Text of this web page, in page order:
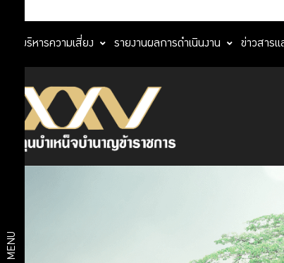
การบริหารความเสี่ยง รายงานผลการดำเนินงาน ข่าวสารแ
MENU
การ
กำกับ
รับผิดชอบ PRI
หลักธรรมาภิ
บาลการลงทุน